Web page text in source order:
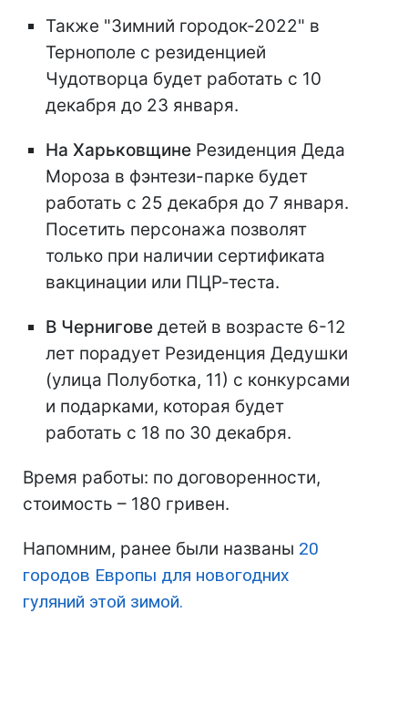
Также "Зимний городок-2022" в
Тернополе с резиденцией
Чудотворца будет работать с 10
декабря до 23 января.
На Харьковщине Резиденция Деда
Мороза в фэнтези-парке будет
работать с 25 декабря до 7 января.
Посетить персонажа позволят
только при наличии сертификата
вакцинации или ПЦР-теста.
В Чернигове детей в возрасте 6-12
лет порадует Резиденция Дедушки
(улица Полуботка, 11) с конкурсами
и подарками, которая будет
работать с 18 по 30 декабря.
Время работы: по договоренности,
стоимость – 180 гривен.
Напомним, ранее были названы 20
городов Европы для новогодних
гуляний этой зимой.